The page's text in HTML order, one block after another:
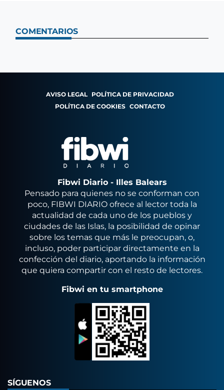
COMENTARIOS
AVISO LEGAL POLÍTICA DE PRIVACIDAD
POLÍTICA DE COOKIES CONTACTO
Fibwi Diario - Illes Balears
Pensado para quienes no se conforman con
poco, FIBWI DIARIO ofrece al lector toda la
actualidad de cada uno de los pueblos y
ciudades de las Islas, la posibilidad de opinar
sobre los temas que más le preocupan, o,
incluso, poder participar directamente en la
confección del diario, aportando la información
que quiera compartir con el resto de lectores.
Fibwi en tu smartphone
SÍGUENOS